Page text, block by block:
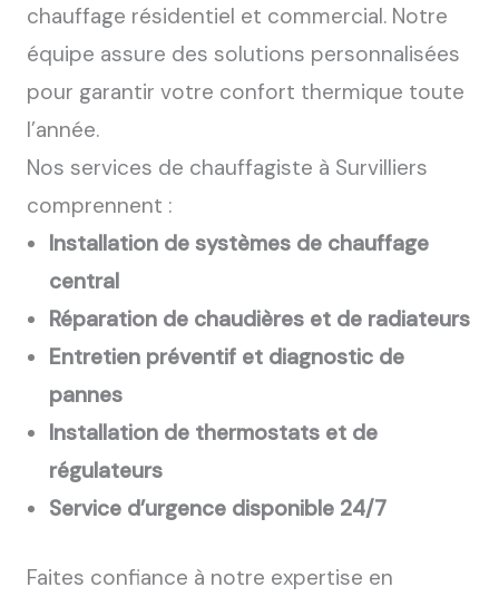
chauffage résidentiel et commercial. Notre
équipe assure des solutions personnalisées
pour garantir votre confort thermique toute
l’année.
Nos services de chauffagiste à Survilliers
comprennent :
Installation de systèmes de chauffage
central
Réparation de chaudières et de radiateurs
Entretien préventif et diagnostic de
pannes
Installation de thermostats et de
régulateurs
Service d’urgence disponible 24/7
Faites confiance à notre expertise en